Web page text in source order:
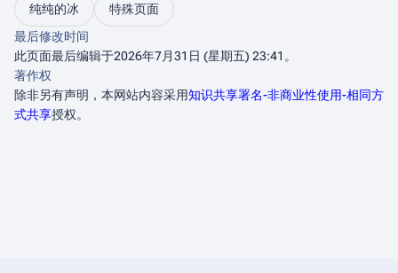
纯纯的冰
特殊页面
最后修改时间
此页面最后编辑于2026年7月31日 (星期五) 23:41。
著作权
除非另有声明，本网站内容采用知识共享署名-非商业性使用-相同方
式共享授权。